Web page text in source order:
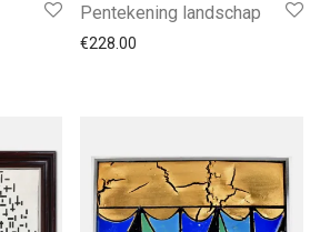
Pentekening landschap
€228.00